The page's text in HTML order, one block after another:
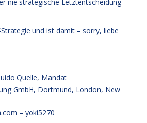
und ist damit – sorry, liebe
Quelle, Mandat
GmbH, Dortmund, London, New
– yoki5270